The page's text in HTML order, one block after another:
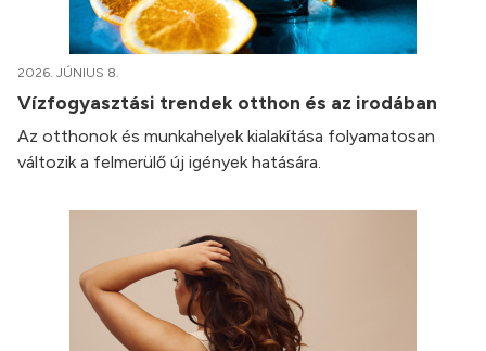
2026. JÚNIUS 8.
Vízfogyasztási trendek otthon és az irodában
Az otthonok és munkahelyek kialakítása folyamatosan
változik a felmerülő új igények hatására.